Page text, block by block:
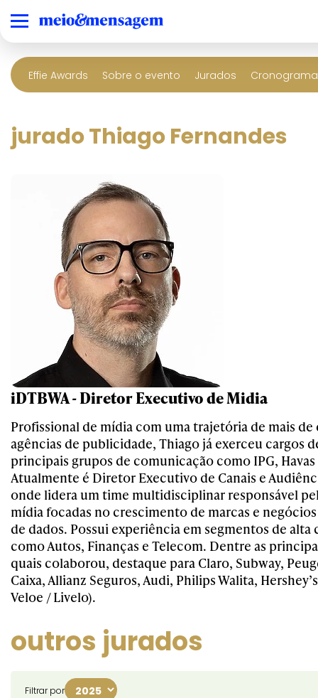
Effie Awards Sobre o evento Jurados
jurado Thiago Fernandes
iDTBWA - Diretor Executivo de Midia
Profissional de mídia com uma trajetória de mais de
agências de publicidade, Thiago já exerceu cargos
principais grupos de comunicação como IPG,
Atualmente é Diretor Executivo de Canais e
onde lidera um time multidisciplinar responsável
mídia focadas no crescimento de marcas e
de dados. Possui experiência em segmentos de
como Autos, Finanças e Telecom. Dentre as
quais colaborou, destaque para Claro, Subway,
Caixa, Allianz Seguros, Audi, Philips Walita,
Veloe / Livelo).
outros jurados
Filtrar por